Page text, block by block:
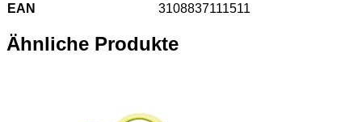
EAN
3108837111511
Ähnliche Produkte